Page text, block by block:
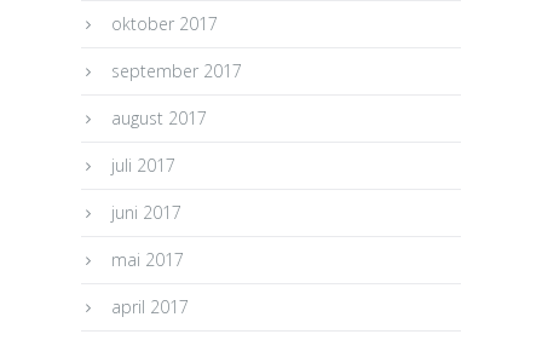
oktober 2017
september 2017
august 2017
juli 2017
juni 2017
mai 2017
april 2017